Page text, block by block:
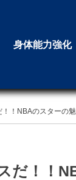
身体能力強化
！NBAのスターの魅
だ！！